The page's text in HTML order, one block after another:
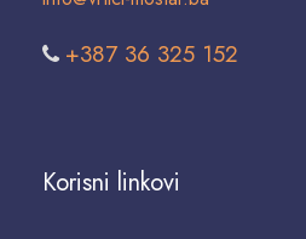
+387 36 325 152
Korisni linkovi